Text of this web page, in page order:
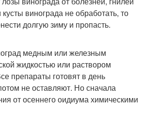
винограда не обработать, то
долгую зиму и пропасть.
медным или железным
жидкостью или раствором
препараты готовят в день
не оставляют. Но сначала
от осеннего оидиума химическими